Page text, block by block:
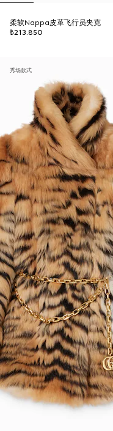
柔软Nappa皮革飞行员夹克
₺213.850
秀场款式